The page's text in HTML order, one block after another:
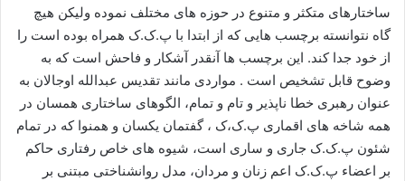
ساختارهای متکثر و متنوع در حوزه های مختلف نموده ولیکن هیچ
گاه نتوانسته برچسب هایی که از ابتدا با پ.ک.ک همراه بوده است را
از خود جدا کند. این برچسب ها آنقدر آشکار و فاحش است که به
وضوح قابل تشخیص است . مواردی مانند تقدیس عبدالله اوجالان به
عنوان رهبری خطا ناپذیر و تام و تمام، الگوهای ساختاری همسان در
همه شاخه های اقماری پ.ک،ک ، گفتمان یکسان و همنوا که در تمام
شئون پ.ک.ک جاری و ساری است، شیوه های خاص رفتاری حاکم
بر اعضاء پ.ک.ک اعم زنان و مردان، مدل روانشناختی مبتنی بر